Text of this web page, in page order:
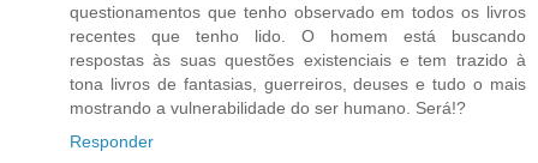
questionamentos que tenho observado em todos os livros
recentes que tenho lido. O homem está buscando
respostas às suas questões existenciais e tem trazido à
tona livros de fantasias, guerreiros, deuses e tudo o mais
mostrando a vulnerabilidade do ser humano. Será!?
Responder